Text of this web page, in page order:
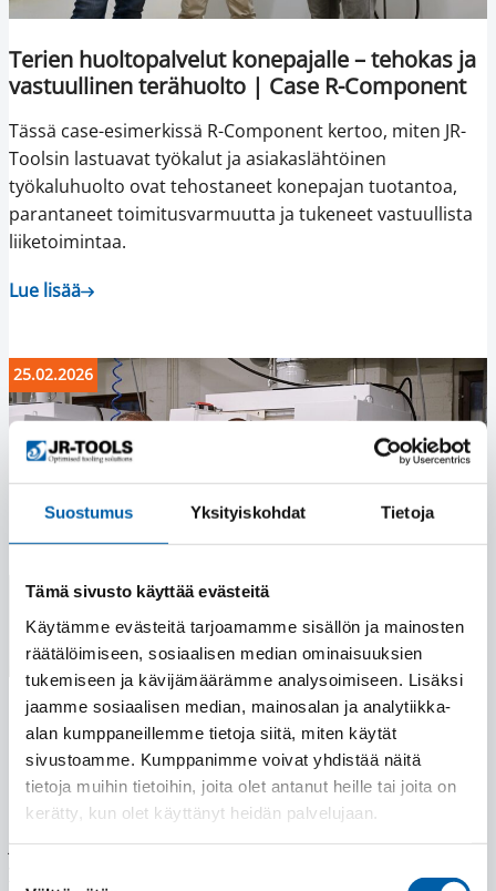
Suostumus Yksityiskohdat Tietoja
Tämä sivusto käyttää evästeitä
Käytämme evästeitä tarjoamamme sisällön ja mainosten
räätälöimiseen, sosiaalisen median ominaisuuksien
tukemiseen ja kävijämäärämme analysoimiseen. Lisäksi
jaamme sosiaalisen median, mainosalan ja analytiikka-
alan kumppaneillemme tietoja siitä, miten käytät
sivustoamme. Kumppanimme voivat yhdistää näitä
tietoja muihin tietoihin, joita olet antanut heille tai joita on
kerätty, kun olet käyttänyt heidän palvelujaan.
Terien huoltopalvelut konepajalle – tehokas ja
vastuullinen terähuolto | Case R-Component
Tässä case-esimerkissä R-Component kertoo, miten JR-
Toolsin lastuavat työkalut ja asiakaslähtöinen
työkaluhuolto ovat tehostaneet konepajan tuotantoa,
parantaneet toimitusvarmuutta ja tukeneet vastuullista
liiketoimintaa.
Lue lisää
25.02.2026
Lastuavien työkalujen huolto, vastuullisuus ja
elinkaarimalli konepajassa | Case Okun
Hammaspyörä Oy
Okun Hammaspyörän ja JR-Toolsin välinen yhteistyö on
jatkunut jo lähes 20 vuoden ajan. Yhteistyö on kehittynyt